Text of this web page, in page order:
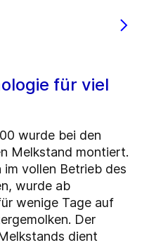
für viel
wurde bei den
Melkstand montiert.
im vollen Betrieb des
wurde ab
wenige Tage auf
Der
dient